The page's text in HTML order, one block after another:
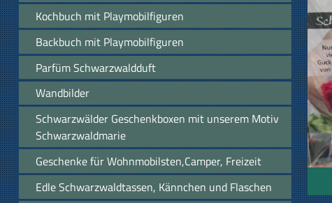
Kochbuch mit Playmobilfiguren
Backbuch mit Playmobilfiguren
Parfüm Schwarzwaldduft
Wandbilder
Schwarzwälder Geschenkboxen mit unserem Motiv
Schwarzwaldmarie
Geschenke für Wohnmobilsten,Camper, Freizeit
Edle Schwarzwaldtassen, Kännchen und Flaschen